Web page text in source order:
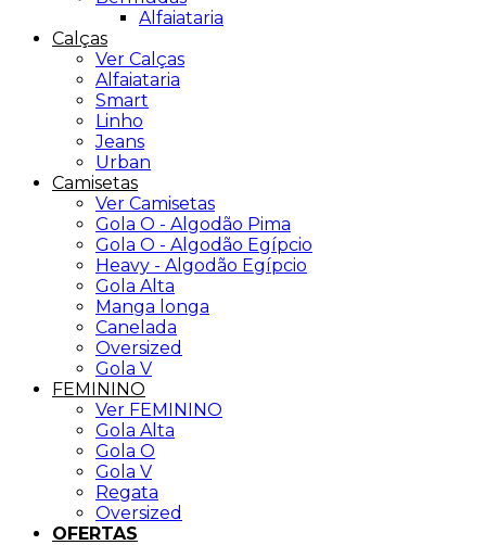
Alfaiataria
Calças
Ver Calças
Alfaiataria
Smart
Linho
Jeans
Urban
Camisetas
Ver Camisetas
Gola O - Algodão Pima
Gola O - Algodão Egípcio
Heavy - Algodão Egípcio
Gola Alta
Manga longa
Canelada
Oversized
Gola V
FEMININO
Ver FEMININO
Gola Alta
Gola O
Gola V
Regata
Oversized
OFERTAS